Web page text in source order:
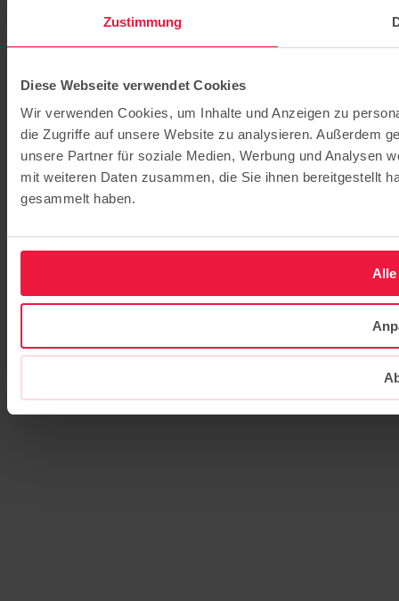
Zustimmung
Diese Webseite verwendet Cookies
Wir verwenden Cookies, um Inhalte und Anzeigen zu
die Zugriffe auf unsere Website zu analysieren. Außerdem
unsere Partner für soziale Medien, Werbung und Analysen
mit weiteren Daten zusammen, die Sie ihnen bereitgestellt
gesammelt haben.
Alle